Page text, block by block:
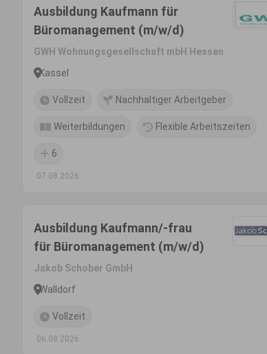
Ausbildung Kaufmann für
Büromanagement (m/w/d)
GWH Wohnungsgesellschaft mbH Hessen
Kassel
Vollzeit Nachhaltiger Arbeitgeber
Weiterbildungen Flexible Arbeitszeiten
6
07.08.2026
Ausbildung Kaufmann/-frau
für Büromanagement (m/w/d)
Jakob Schober GmbH
Walldorf
Vollzeit
06.08.2026